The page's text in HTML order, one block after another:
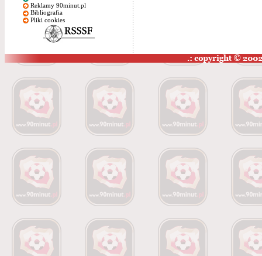
Reklamy 90minut.pl
Bibliografia
Pliki cookies